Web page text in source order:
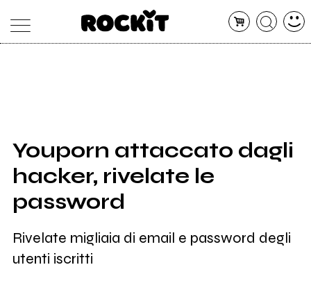
SHOP
RADIO
Youporn attaccato dagli
hacker, rivelate le
password
Rivelate migliaia di email e password degli
utenti iscritti